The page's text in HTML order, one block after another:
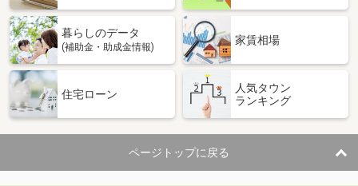
暮らしのデータ
(補助金・助成金情報)
家賃相場
住宅ローン
人気タウン
ランキング
ページトップに戻る